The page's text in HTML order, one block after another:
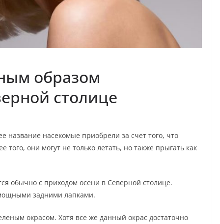
образом
столице
название насекомые приобрели за счет того, что
того, они могут не только летать, но также прыгать как
обычно с приходом осени в Северной столице.
задними лапками.
окрасом. Хотя все же данный окрас достаточно